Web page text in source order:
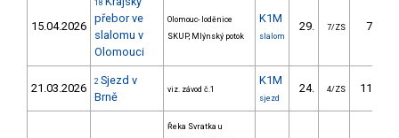
15.04.2026
18
přebor ve
slalomu v
Olomouci
Olomouc- loděnice
SKUP, Mlýnský potok
K1M
slalom
29. 7/ZS 76.00
21.03.2026 2 Sjezd v
Brně
viz. závod č.1
K1M
sjezd
24. 4/ZS 119.30
Řeka Svratka u